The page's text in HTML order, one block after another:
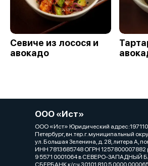
Севиче из лосося и
авокадо
ООО «Ист»
ООО «Ист» Юридический
Петербург, вн.тер.г. муниципальный
ул. Большая Зеленина, д. 28, литера А,
ИНН 7813685748 ОГРН 1257800007882
9 5571 0001064 в СЕВЕРО-ЗАПАДНЫЙ
СБЕРБАНК к/сч 30101 810 5 0000